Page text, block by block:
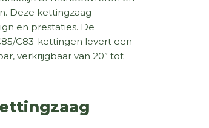
Deze kettingzaag
en prestaties. De
C83-kettingen levert een
verkrijgbaar van 20” tot